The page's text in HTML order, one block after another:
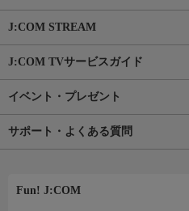
J:COM STREAM
J:COM TVサービスガイド
イベント・プレゼント
サポート・よくある質問
Fun! J:COM